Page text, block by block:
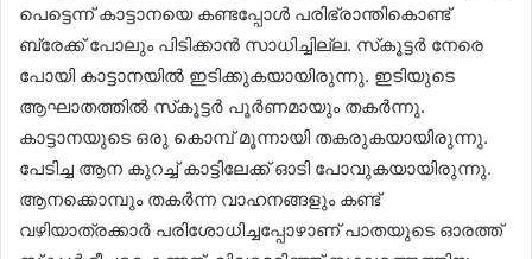
പെട്ടെന്ന് കാട്ടാനയെ കണ്ടപ്പോൾ പരിഭ്രാന്തികൊണ്ട്
ബ്രേക്ക് പോലും പിടിക്കാൻ സാധിച്ചില്ല. സ്‌കൂട്ടർ നേരെ
പോയി കാട്ടാനയിൽ ഇടിക്കുകയായിരുന്നു. ഇടിയുടെ
ആഘാതത്തിൽ സ്‌കൂട്ടർ പൂർണമായും തകർന്നു.
കാട്ടാനയുടെ ഒരു കൊമ്പ് മൂന്നായി തകരുകയായിരുന്നു.
പേടിച്ച ആന കുറച്ച് കാട്ടിലേക്ക് ഓടി പോവുകയായിരുന്നു.
ആനക്കൊമ്പും തകർന്ന വാഹനങ്ങളും കണ്ട്
വഴിയാത്രക്കാർ പരിശോധിച്ചപ്പോഴാണ് പാതയുടെ ഓരത്ത്